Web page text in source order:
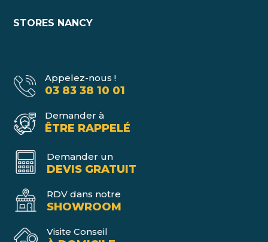
STORES NANCY
Appelez-nous !
03 83 38 10 01
Demander à
ÊTRE RAPPELÉ
Demander un
DEVIS GRATUIT
RDV dans notre
SHOWROOM
Visite Conseil